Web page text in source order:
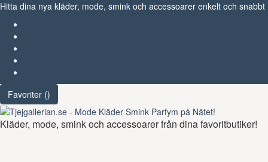
Hitta dina nya kläder, mode, smink och accessoarer enkelt och snabbt
Favoriter ()
Kläder, mode, smink och accessoarer från dina favoritbutiker!